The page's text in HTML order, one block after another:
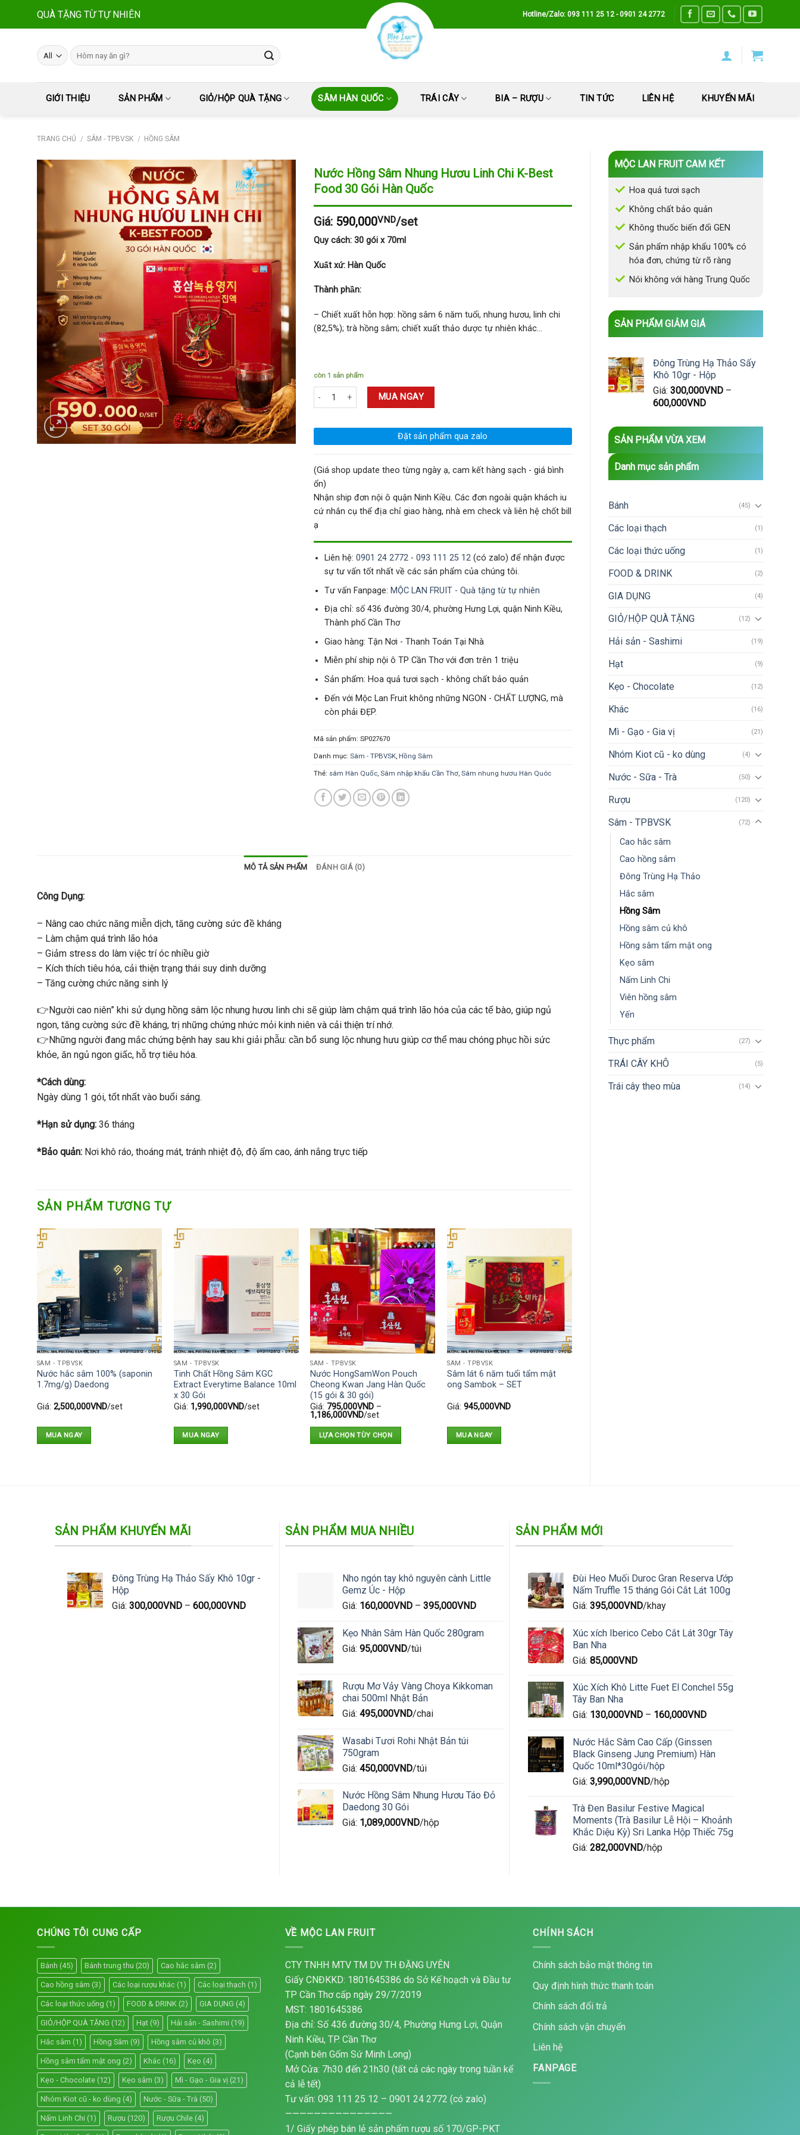
QUÀ TẶNG TỪ TỰ NHIÊN Hotline/Zalo: 093 111 25 12 - 0901 24 2772
Tìm
kiếm:
GIỚI THIỆU SẢN PHẨM GIỎ/HỘP QUÀ TẶNG SÂM HÀN QUỐC TRÁI CÂY BIA – RƯỢU TIN TỨC LIÊN HỆ KHUYẾN MÃI
TRANG CHỦ / SÂM - TPBVSK / HỒNG SÂM
MỘC LAN FRUIT CAM KẾT
Hoa quả tươi sạch
Không chất bảo quản
Không thuốc biến đổi GEN
Sản phẩm nhập khẩu 100% có
hóa đơn, chứng từ rõ ràng
Nói không với hàng Trung Quốc
SẢN PHẨM GIẢM GIÁ
Đông Trùng Hạ Thảo Sấy
Khô 10gr - Hộp
Giá: 300,000VND –
600,000VND
SẢN PHẨM VỪA XEM
Danh mục sản phẩm
Bánh (45)
Các loại thạch (1)
Các loại thức uống (1)
FOOD & DRINK (2)
GIA DỤNG (4)
GIỎ/HỘP QUÀ TẶNG (12)
Hải sản - Sashimi (19)
Hạt (9)
Kẹo - Chocolate (12)
Khác (16)
Mì - Gạo - Gia vị (21)
Nhóm Kiot cũ - ko dùng (4)
Nước - Sữa - Trà (50)
Rượu (120)
Sâm - TPBVSK (72)
Cao hắc sâm
Cao hồng sâm
Đông Trùng Hạ Thảo
Hắc sâm
Hồng Sâm
Hồng sâm củ khô
Hồng sâm tẩm mật ong
Kẹo sâm
Nấm Linh Chi
Viên hồng sâm
Yến
Thực phẩm (27)
TRÁI CÂY KHÔ (5)
Trái cây theo mùa (14)
Nước Hồng Sâm Nhung Hươu Linh Chi K-Best
Food 30 Gói Hàn Quốc
Giá: 590,000VND/set
Quy cách: 30 gói x 70ml
Xuất xứ: Hàn Quốc
Thành phần:
– Chiết xuất hỗn hợp: hồng sâm 6 năm tuổi, nhung hươu, linh chi
(82,5%); trà hồng sâm; chiết xuất thảo dược tự nhiên khác…
còn 1 sản phẩm
Nước Hồng Sâm Nhung Hươu Linh Chi K-Best Food 30 Gói Hàn Quốc số lượng
MUA NGAY
Đặt sản phẩm qua zalo
(Giá shop update theo từng ngày ạ, cam kết hàng sạch - giá bình
ổn)
Nhận ship đơn nội ô quận Ninh Kiều. Các đơn ngoài quận khách iu
cứ nhắn cụ thể địa chỉ giao hàng, nhà em check và liên hệ chốt bill
ạ
Liên hệ:0901 24 2772 -093 111 25 12 (có zalo) để nhận được
sự tư vấn tốt nhất về các sản phẩm của chúng tôi.
Tư vấn Fanpage: MỘC LAN FRUIT - Quà tặng từ tự nhiên
Địa chỉ: số 436 đường 30/4, phường Hưng Lợi, quận Ninh Kiều,
Thành phố Cần Thơ
Giao hàng: Tận Nơi - Thanh Toán Tại Nhà
Miễn phí ship nội ô TP Cần Thơ với đơn trên 1 triệu
Sản phẩm: Hoa quả tươi sạch - không chất bảo quản
Đến với Mộc Lan Fruit không những NGON - CHẤT LƯỢNG, mà
còn phải ĐẸP.
Mã sản phẩm: SP027670
Danh mục: Sâm - TPBVSK, Hồng Sâm
Thẻ: sâm Hàn Quốc, Sâm nhập khẩu Cần Thơ, Sâm nhung hươu Hàn Quóc
MÔ TẢ SẢN PHẨM ĐÁNH GIÁ (0)
Công Dụng:
– Nâng cao chức năng miễn dịch, tăng cường sức đề kháng
– Làm chậm quá trình lão hóa
– Giảm stress do làm việc trí óc nhiều giờ
– Kích thích tiêu hóa, cải thiện trạng thái suy dinh dưỡng
– Tăng cường chức năng sinh lý
👉Người cao niên” khi sử dụng hồng sâm lộc nhung hươu linh chi sẽ giúp làm chậm quá trình lão hóa của các tế bào, giúp ngủ
ngon, tăng cường sức đề kháng, trị những chứng nhức mỏi kinh niên và cải thiện trí nhớ.
👉Những người đang mắc chứng bệnh hay sau khi giải phẫu: cần bổ sung lộc nhung hưu giúp cơ thể mau chóng phục hồi sức
khỏe, ăn ngủ ngon giấc, hỗ trợ tiêu hóa.
*Cách dùng:
Ngày dùng 1 gói, tốt nhất vào buổi sáng.
*Hạn sử dụng: 36 tháng
*Bảo quản: Nơi khô ráo, thoáng mát, tránh nhiệt độ, độ ẩm cao, ánh nắng trực tiếp
SẢN PHẨM TƯƠNG TỰ
SÂM - TPBVSK
Nước hắc sâm 100% (saponin
1.7mg/g) Daedong
Giá: 2,500,000VND/set
MUA NGAY
SÂM - TPBVSK
Tinh Chất Hồng Sâm KGC
Extract Everytime Balance 10ml
x 30 Gói
Giá: 1,990,000VND/set
MUA NGAY
SÂM - TPBVSK
Nước HongSamWon Pouch
Cheong Kwan Jang Hàn Quốc
(15 gói & 30 gói)
Giá: 795,000VND –
1,186,000VND/set
LỰA CHỌN TÙY CHỌN
thể.
Các
chọn
trên
trang
phẩm
SÂM - TPBVSK
Sâm lát 6 năm tuổi tẩm mật
ong Sambok – SET
Giá: 945,000VND
MUA NGAY
SẢN PHẨM KHUYẾN MÃI
Đông Trùng Hạ Thảo Sấy Khô 10gr -
Hộp
Giá: 300,000VND– 600,000VND
SẢN PHẨM MUA NHIỀU
Nho ngón tay khô nguyên cành Little
Gemz Úc - Hộp
Giá: 160,000VND –395,000VND
Kẹo Nhân Sâm Hàn Quốc 280gram
Giá: 95,000VND/túi
Rượu Mơ Vảy Vàng Choya Kikkoman
chai 500ml Nhật Bản
Giá: 495,000VND/chai
Wasabi Tươi Rohi Nhật Bản túi
750gram
Giá: 450,000VND/túi
Nước Hồng Sâm Nhung Hươu Táo Đỏ
Daedong 30 Gói
Giá: 1,089,000VND/hộp
SẢN PHẨM MỚI
Đùi Heo Muối Duroc Gran Reserva Ướp
Nấm Truffle 15 tháng Gói Cắt Lát 100g
Giá: 395,000VND/khay
Xúc xích Iberico Cebo Cắt Lát 30gr Tây
Ban Nha
Giá: 85,000VND
Xúc Xích Khô Litte Fuet El Conchel 55g
Tây Ban Nha
Giá: 130,000VND– 160,000VND
Nước Hắc Sâm Cao Cấp (Ginssen
Black Ginseng Jung Premium) Hàn
Quốc 10ml*30gói/hộp
Giá: 3,990,000VND/hộp
Trà Đen Basilur Festive Magical
Moments (Trà Basilur Lễ Hội – Khoảnh
Khắc Diệu Kỳ) Sri Lanka Hộp Thiếc 75g
Giá: 282,000VND/hộp
CHÚNG TÔI CUNG CẤP
Bánh (45) Bánh trung thu (20) Cao hắc sâm (2)
Cao hồng sâm (3) Các loại rượu khác (1) Các loại thạch (1)
Các loại thức uống (1) FOOD & DRINK (2) GIA DỤNG (4)
GIỎ/HỘP QUÀ TẶNG (12) Hạt (9) Hải sản - Sashimi (19)
Hắc sâm (1) Hồng Sâm (9) Hồng sâm củ khô (3)
Hồng sâm tẩm mật ong (2) Khác (16) Kẹo (4)
Kẹo - Chocolate (12) Kẹo sâm (3) Mì - Gạo - Gia vị (21)
Nhóm Kiot cũ - ko dùng (4) Nước - Sữa - Trà (50)
Nấm Linh Chi (1) Rượu (120) Rượu Chile (4)
VỀ MỘC LAN FRUIT
CTY TNHH MTV TM DV TH ĐẶNG UYÊN
Giấy CNĐKKD: 1801645386 do Sở Kế hoạch và Đầu tư
TP Cần Thơ cấp ngày 29/7/2019
MST: 1801645386
Địa chỉ: Số 436 đường 30/4, Phường Hưng Lợi, Quận
Ninh Kiều, TP. Cần Thơ
(Cạnh bên Gốm Sứ Minh Long)
Mở Cửa: 7h30 đến 21h30 (tất cả các ngày trong tuần kể
cả lễ tết)
Tư vấn: 093 111 25 12 – 0901 24 2772 (có zalo)
———————————————
1/ Giấy phép bán lẻ sản phẩm rượu số 170/GP-PKT
CHÍNH SÁCH
Chính sách bảo mật thông tin
Quy định hình thức thanh toán
Chính sách đổi trả
Chính sách vận chuyển
Liên hệ
FANPAGE